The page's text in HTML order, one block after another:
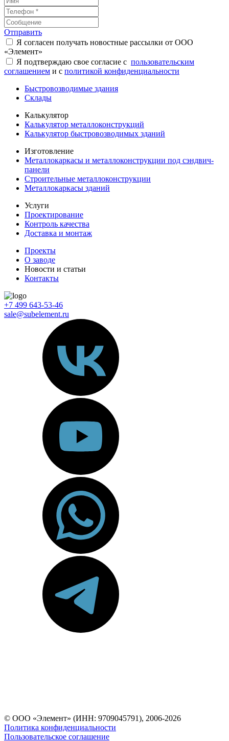
Отправить
Я согласен получать новостные рассылки от ООО
«Элемент»
Я подтверждаю свое согласие с пользовательским
соглашением и с политикой конфиденциальности
Быстровозводимые здания
Склады
Калькулятор
Калькулятор металлоконструкций
Калькулятор быстровозводимых зданий
Изготовление
Металлокаркасы и металлоконструкции под сэндвич-
панели
Строительные металлоконструкции
Металлокаркасы зданий
Услуги
Проектирование
Контроль качества
Доставка и монтаж
Проекты
О заводе
Новости и статьи
Контакты
+7 499 643-53-46
sale@subelement.ru
© ООО «Элемент» (ИНН: 9709045791), 2006-2026
Политика конфиденциальности
Пользовательское соглашение